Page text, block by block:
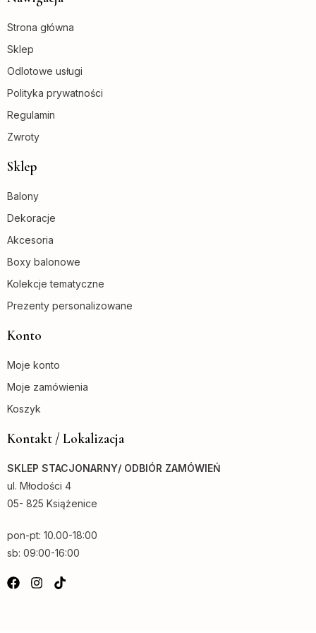
Strona główna
Sklep
Odlotowe usługi
Polityka prywatności
Regulamin
Zwroty
Sklep
Balony
Dekoracje
Akcesoria
Boxy balonowe
Kolekcje tematyczne
Prezenty personalizowane
Konto
Moje konto
Moje zamówienia
Koszyk
Kontakt / Lokalizacja
SKLEP STACJONARNY/ ODBIÓR ZAMÓWIEŃ
ul. Młodości 4
05- 825 Książenice
pon-pt: 10.00-18:00
sb: 09:00-16:00